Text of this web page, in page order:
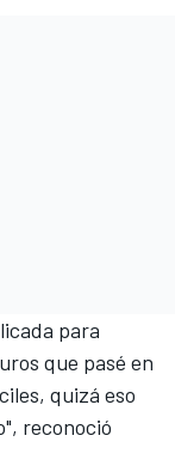
para
que pasé en
quizá eso
reconoció